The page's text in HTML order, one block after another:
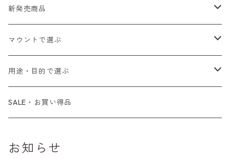
Fシリーズ（一桁＋F100）
レンジファインダー（7、P）
PENTAX（ペンタックス）
SL、SP
K2、KX、KM
M42単焦点レンズ
CONTAX（コンタックス）
G1、G2
Tシリーズ
MINOLTA（ミノルタ）
コンパクト
OLYMPUS（オリンパス）
一眼レフカメラ（マニュアルフォーカス）
一眼レフカメラ（オートフォーカス）
中判カメラ
デジタルカメラ
一眼カメラ
ミラーレスカメラ
マニュアルレンズ
一眼レンズ
レンジファインダーレンズ
オートフォーカスレンズ
一眼レンズ
マウントアダプター
レンズ付きフィルム
35mm（135）カラーネガ
35mm（135）白黒ネガ
35mm（135）カラーリバーサル
新発売商品
フィルムカメラ
レンズ付きフィルム
アクセサリー・付属品
マウントで選ぶ
M42
L39
用途・目的で選ぶ
初心者の方へもおすすめ！
SALE・お買い得品
お知らせ